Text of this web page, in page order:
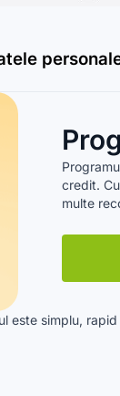
credit.
multe
simplu,